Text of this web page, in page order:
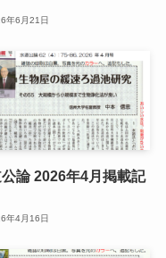
年6月21日
論 2026年4月掲載記
年4月16日